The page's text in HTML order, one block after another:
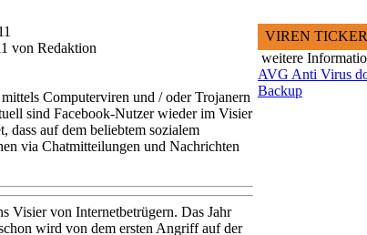
von Redaktion
Computerviren und / oder Trojanern
sind Facebook-Nutzer wieder im Visier
auf dem beliebtem sozialem
via Chatmitteilungen und Nachrichten
Visier von Internetbetrügern. Das Jahr
wird von dem ersten Angriff auf der
VIREN TICKER
weitere
AVG Anti Virus
Backup